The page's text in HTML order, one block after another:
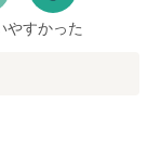
やすかった